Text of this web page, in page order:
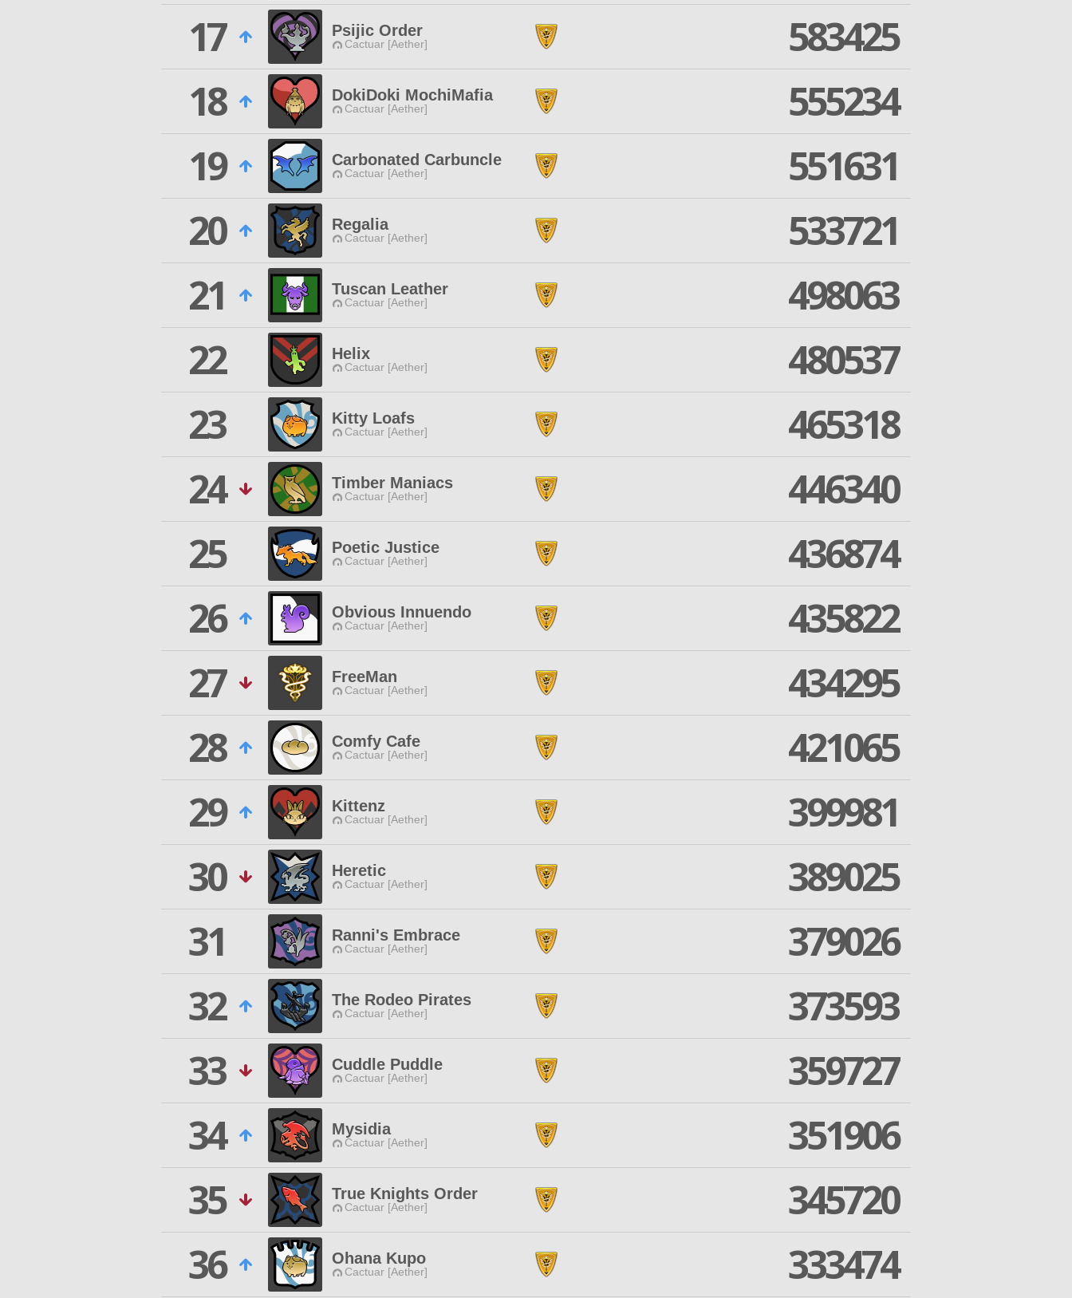
17
Psijic Order
Cactuar [Aether]
583425
18
DokiDoki MochiMafia
Cactuar [Aether]
555234
19
Carbonated Carbuncle
Cactuar [Aether]
551631
20
Regalia
Cactuar [Aether]
533721
21
Tuscan Leather
Cactuar [Aether]
498063
22
Helix
Cactuar [Aether]
480537
23
Kitty Loafs
Cactuar [Aether]
465318
24
Timber Maniacs
Cactuar [Aether]
446340
25
Poetic Justice
Cactuar [Aether]
436874
26
Obvious Innuendo
Cactuar [Aether]
435822
27
FreeMan
Cactuar [Aether]
434295
28
Comfy Cafe
Cactuar [Aether]
421065
29
Kittenz
Cactuar [Aether]
399981
30
Heretic
Cactuar [Aether]
389025
31
Ranni's Embrace
Cactuar [Aether]
379026
32
The Rodeo Pirates
Cactuar [Aether]
373593
33
Cuddle Puddle
Cactuar [Aether]
359727
34
Mysidia
Cactuar [Aether]
351906
35
True Knights Order
Cactuar [Aether]
345720
36
Ohana Kupo
Cactuar [Aether] 333474